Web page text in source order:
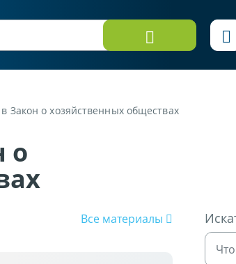
Закон о хозяйственных обществах
о
Все материалы